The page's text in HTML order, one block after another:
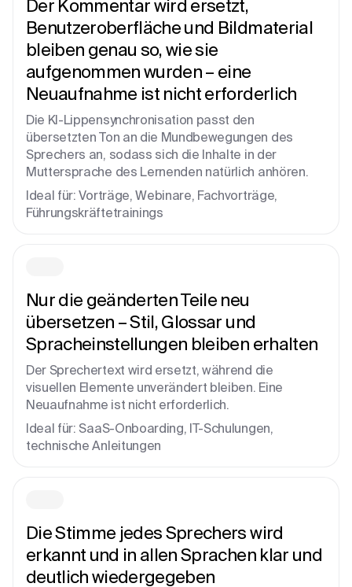
Der Kommentar wird ersetzt,
Benutzeroberfläche und Bildmaterial
bleiben genau so, wie sie
aufgenommen wurden – eine
Neuaufnahme ist nicht erforderlich
Die KI-Lippensynchronisation passt den
übersetzten Ton an die Mundbewegungen des
Sprechers an, sodass sich die Inhalte in der
Muttersprache des Lernenden natürlich anhören.
Ideal für: Vorträge, Webinare, Fachvorträge,
Führungskräftetrainings
Nur die geänderten Teile neu
übersetzen – Stil, Glossar und
Spracheinstellungen bleiben erhalten
Der Sprechertext wird ersetzt, während die
visuellen Elemente unverändert bleiben. Eine
Neuaufnahme ist nicht erforderlich.
Ideal für: SaaS-Onboarding, IT-Schulungen,
technische Anleitungen
Die Stimme jedes Sprechers wird
erkannt und in allen Sprachen klar und
deutlich wiedergegeben